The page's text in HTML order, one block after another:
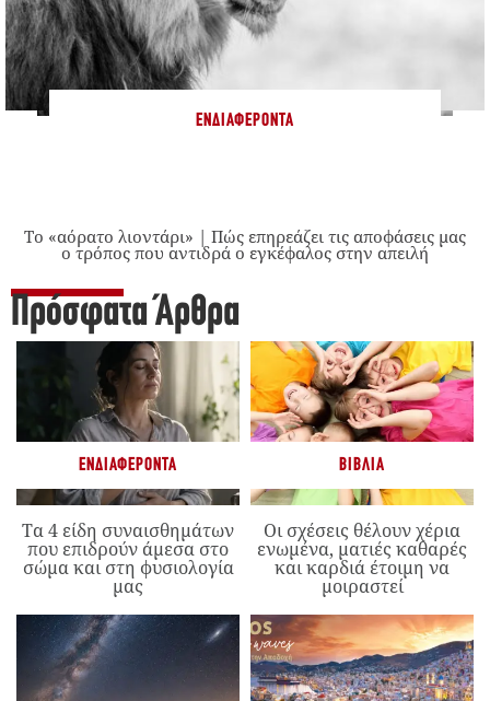
ΕΝΔΙΑΦΈΡΟΝΤΑ
Το «αόρατο λιοντάρι» | Πώς επηρεάζει τις αποφάσεις μας
ο τρόπος που αντιδρά ο εγκέφαλος στην απειλή
Πρόσφατα Άρθρα
ΕΝΔΙΑΦΈΡΟΝΤΑ
Τα 4 είδη συναισθημάτων
που επιδρούν άμεσα στο
σώμα και στη φυσιολογία
μας
ΒΙΒΛΊΑ
Οι σχέσεις θέλουν χέρια
ενωμένα, ματιές καθαρές
και καρδιά έτοιμη να
μοιραστεί